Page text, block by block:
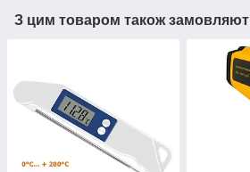
З цим товаром також